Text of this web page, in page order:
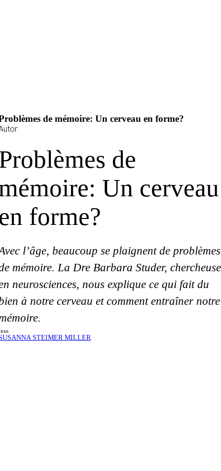
de mémoire: Un cerveau en forme?
de
Un cerveau
forme?
l’âge, beaucoup se plaignent de problèmes
mémoire. La Dre Barbara Studer, chercheuse
neurosciences, nous explique ce qui fait du
à notre cerveau et comment entraîner notre
STEIMER MILLER